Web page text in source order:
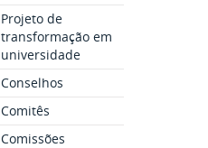
Projeto de
transformação em
universidade
Conselhos
Comitês
Comissões